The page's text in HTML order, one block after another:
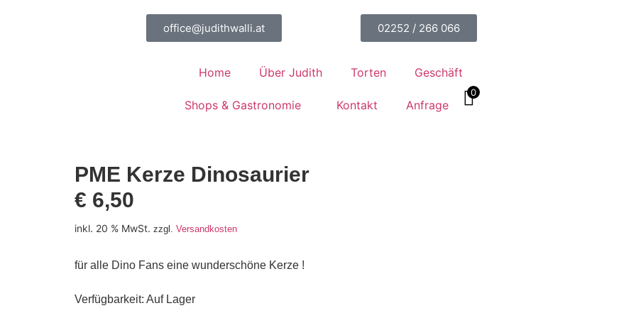
office@judithwalli.at 02252 / 266 066
Home Über Judith Torten Geschäft
Shops & Gastronomie Kontakt Anfrage
0
PME Kerze Dinosaurier
€ 6,50
inkl. 20 % MwSt. zzgl. Versandkosten
für alle Dino Fans eine wunderschöne Kerze !
Verfügbarkeit: Auf Lager